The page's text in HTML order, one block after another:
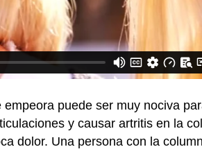
puede ser muy nociva
y causar artritis en la
dolor. Una persona con la